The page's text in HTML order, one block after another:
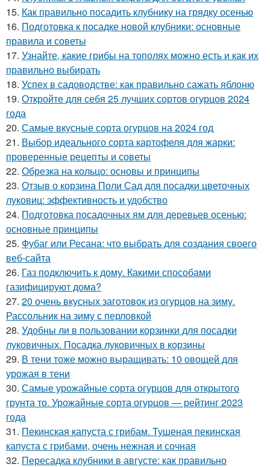
15. Как правильно посадить клубнику на грядку осенью
16. Подготовка к посадке новой клубники: основные
правила и советы
17. Узнайте, какие грибы на тополях можно есть и как их
правильно выбирать
18. Успех в садоводстве: как правильно сажать яблоню
19. Откройте для себя 25 лучших сортов огурцов 2024
года
20. Самые вкусные сорта огурцов на 2024 год
21. Выбор идеального сорта картофеля для жарки:
проверенные рецепты и советы
22. Обрезка на кольцо: основы и принципы
23. Отзыв о корзина Поли Сад для посадки цветочных
луковиц: эффективность и удобство
24. Подготовка посадочных ям для деревьев осенью:
основные принципы
25. Фубаг или Ресана: что выбрать для создания своего
веб-сайта
26. Газ подключить к дому. Какими способами
газифицируют дома?
27. 20 очень вкусных заготовок из огурцов на зиму.
Рассольник на зиму с перловкой
28. Удобны ли в пользовании корзинки для посадки
луковичных. Посадка луковичных в корзины
29. В тени тоже можно выращивать: 10 овощей для
урожая в тени
30. Самые урожайные сорта огурцов для открытого
грунта то. Урожайные сорта огурцов — рейтинг 2023
года
31. Пекинская капуста с грибам. Тушеная пекинская
капуста с грибами, очень нежная и сочная
32. Пересадка клубники в августе: как правильно